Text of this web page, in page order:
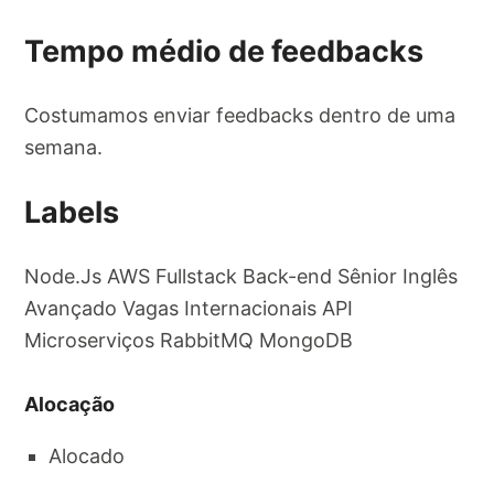
Tempo médio de feedbacks
Costumamos enviar feedbacks dentro de uma
semana.
Labels
Node.Js AWS Fullstack Back-end Sênior Inglês
Avançado Vagas Internacionais API
Microserviços RabbitMQ MongoDB
Alocação
Alocado